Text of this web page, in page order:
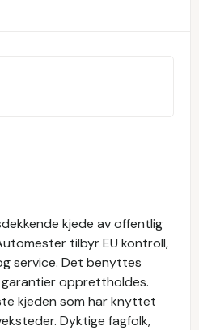
kjede av offentlig
tilbyr EU kontroll,
service. Det benyttes
opprettholdes.
kjeden som har knyttet
Dyktige fagfolk,